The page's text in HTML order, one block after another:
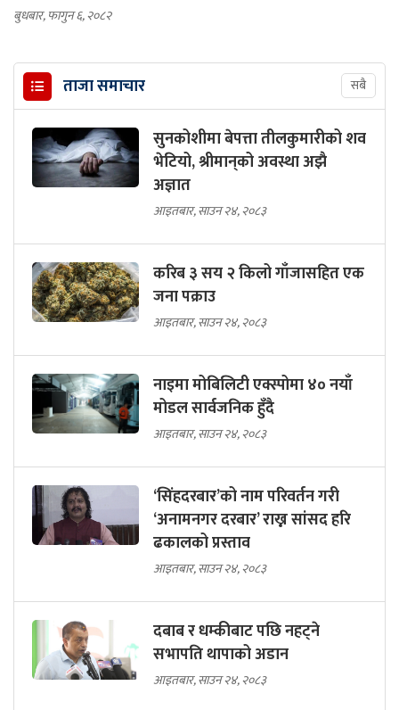
बुधबार, फागुन ६, २०८२
ताजा समाचार सबै
सुनकोशीमा बेपत्ता तीलकुमारीको शव
भेटियो, श्रीमान्‌को अवस्था अझै
अज्ञात
आइतबार, साउन २४, २०८३
करिब ३ सय २ किलो गाँजासहित एक
जना पक्राउ
आइतबार, साउन २४, २०८३
नाइमा मोबिलिटी एक्स्पोमा ४० नयाँ
मोडल सार्वजनिक हुँदै
आइतबार, साउन २४, २०८३
‘सिंहदरबार’को नाम परिवर्तन गरी
‘अनामनगर दरबार’ राख्न सांसद हरि
ढकालको प्रस्ताव
आइतबार, साउन २४, २०८३
दबाब र धम्कीबाट पछि नहट्ने
सभापति थापाको अडान
आइतबार, साउन २४, २०८३